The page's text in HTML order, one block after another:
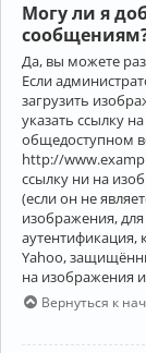
Могу ли я
Да, вы можете
Если
загрузить
указать ссылку
общедоступном
http://
ссылку ни на
(если он не
изображения,
Yahoo,
на изображения
Вернуться к